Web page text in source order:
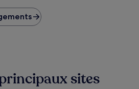
sites